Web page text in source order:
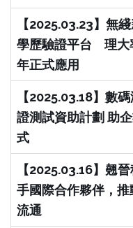
【2025.03.23】無
學歷驗證平台 理大
年正式應用
【2025.03.18】數
證測試資助計劃 助
式
【2025.03.16】翹
手國際合作夥伴，
流通